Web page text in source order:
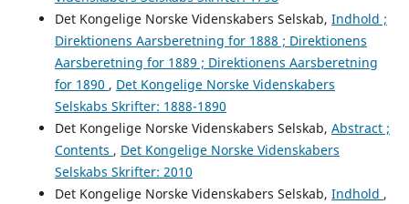
Det Kongelige Norske Videnskabers Selskab, Indhold ;
Direktionens Aarsberetning for 1888 ; Direktionens
Aarsberetning for 1889 ; Direktionens Aarsberetning
for 1890 , Det Kongelige Norske Videnskabers
Selskabs Skrifter: 1888-1890
Det Kongelige Norske Videnskabers Selskab, Abstract ;
Contents , Det Kongelige Norske Videnskabers
Selskabs Skrifter: 2010
Det Kongelige Norske Videnskabers Selskab, Indhold ,